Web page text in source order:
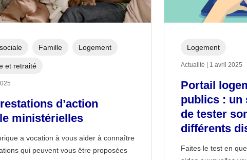
d’action
ministérielles
a vocation à vous aider à connaître
qui peuvent vous être proposées
Famille Logement
et retraité
Portail
publics : un
de tester
différents
Faites le test en
Logement
Actualité | 1 avril 2025